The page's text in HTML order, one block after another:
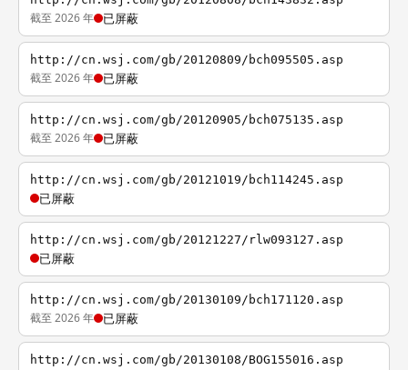
截至 2026 年 已屏蔽
http://cn.wsj.com/gb/20120809/bch095505.asp
截至 2026 年 已屏蔽
http://cn.wsj.com/gb/20120905/bch075135.asp
截至 2026 年 已屏蔽
http://cn.wsj.com/gb/20121019/bch114245.asp
已屏蔽
http://cn.wsj.com/gb/20121227/rlw093127.asp
已屏蔽
http://cn.wsj.com/gb/20130109/bch171120.asp
截至 2026 年 已屏蔽
http://cn.wsj.com/gb/20130108/BOG155016.asp